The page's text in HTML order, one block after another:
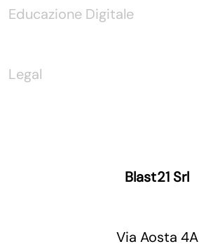
Educazione Digitale
Legal
Blast21 Srl
Via Aosta 4A